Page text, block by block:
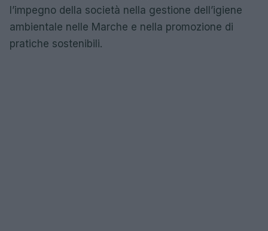
l’impegno della società nella gestione dell’igiene
ambientale nelle Marche e nella promozione di
pratiche sostenibili.